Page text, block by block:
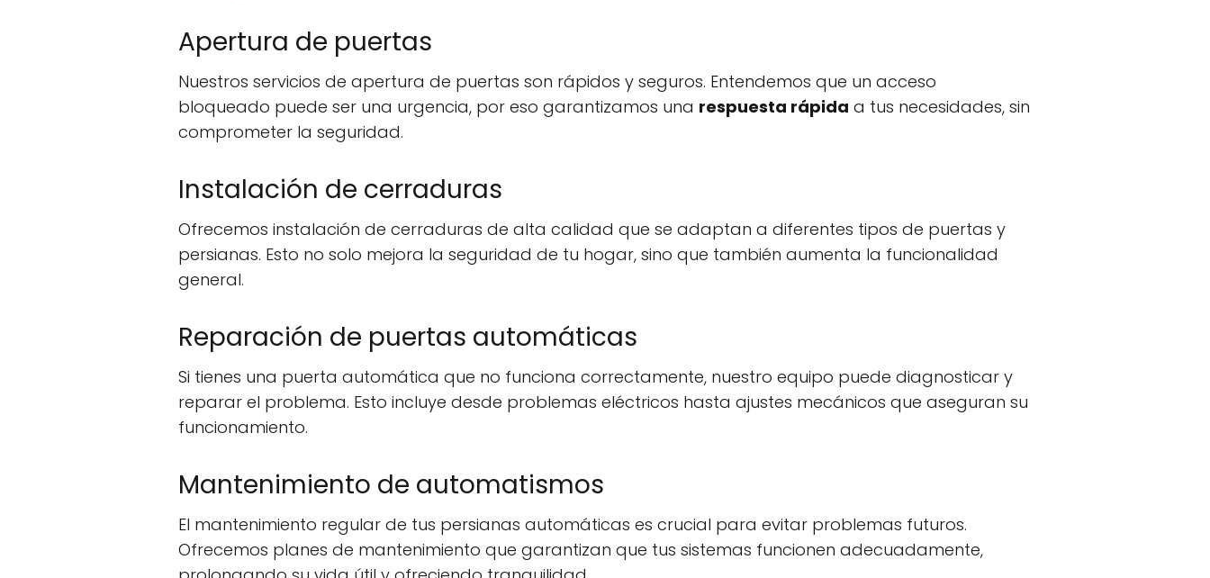
Apertura de puertas
Nuestros servicios de apertura de puertas son rápidos y seguros. Entendemos que un acceso
bloqueado puede ser una urgencia, por eso garantizamos una respuesta rápida a tus necesidades, sin
comprometer la seguridad.
Instalación de cerraduras
Ofrecemos instalación de cerraduras de alta calidad que se adaptan a diferentes tipos de puertas y
persianas. Esto no solo mejora la seguridad de tu hogar, sino que también aumenta la funcionalidad
general.
Reparación de puertas automáticas
Si tienes una puerta automática que no funciona correctamente, nuestro equipo puede diagnosticar y
reparar el problema. Esto incluye desde problemas eléctricos hasta ajustes mecánicos que aseguran su
funcionamiento.
Mantenimiento de automatismos
El mantenimiento regular de tus persianas automáticas es crucial para evitar problemas futuros.
Ofrecemos planes de mantenimiento que garantizan que tus sistemas funcionen adecuadamente,